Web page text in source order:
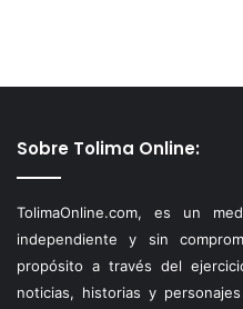
Sobre Tolima Online:
TolimaOnline.com, es un
independiente y sin
propósito a través del
noticias, historias y